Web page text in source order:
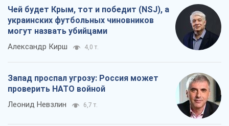
Чей будет Крым, тот и победит (NSJ), а
украинских футбольных чиновников
могут назвать убийцами
Александр Кирш 4,0 т.
Запад проспал угрозу: Россия может
проверить НАТО войной
Леонид Невзлин 6,7 т.